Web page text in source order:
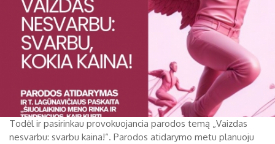
31
Todėl ir pasirinkau provokuojancia parodos temą „Vaizdas
nesvarbu: svarbu kaina!“. Parodos atidarymo metu planuoju